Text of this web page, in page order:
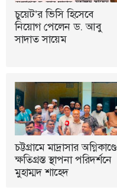
চুয়েট’র ভিসি হিসেবে
নিয়োগ পেলেন ড. আবু
সাদাত সায়েম
চট্টগ্রামে মাদ্রাসার অগ্নিকাণ্ডে
ক্ষতিগ্রস্ত স্থাপনা পরিদর্শনে
মুহাম্মদ শাহেদ